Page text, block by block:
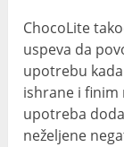
ChocoLite
uspeva da
upotrebu
ishrane i finim
upotreba
neželjene